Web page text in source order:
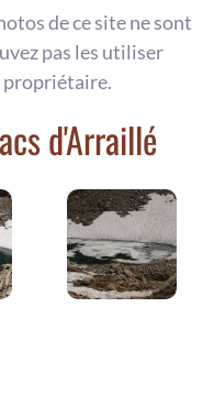
de ce site ne sont
pas les utiliser
propriétaire.
d'Arraillé